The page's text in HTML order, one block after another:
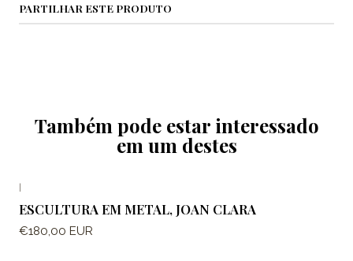
PARTILHAR ESTE PRODUTO
Também pode estar interessado
em um destes
ESCULTURA EM METAL, JOAN CLARA
€180,00 EUR